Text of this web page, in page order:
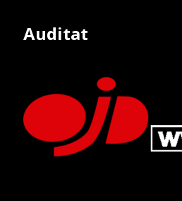
Auditat